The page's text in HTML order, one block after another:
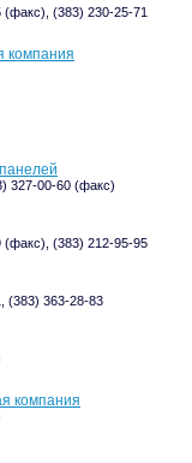
(383) 230-25-71
компания
327-00-60 (факс)
(факс), (383) 212-95-95
(383) 363-28-83
компания